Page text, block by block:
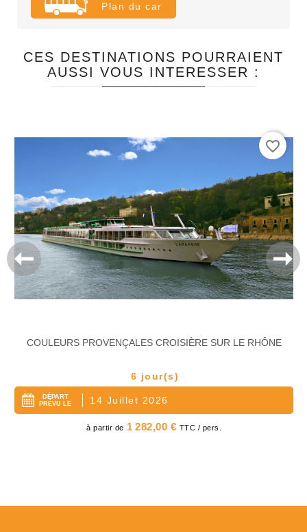
Plan du car
CES DESTINATIONS POURRAIENT
AUSSI VOUS INTERESSER :
COULEURS PROVENÇALES CROISIÈRE SUR LE RHÔNE
6 jour(s)
DÉPART
PRÉVU LE
14 Juillet 2026
Prix
à partir de 1 282,00 € TTC / pers.
favorite_border